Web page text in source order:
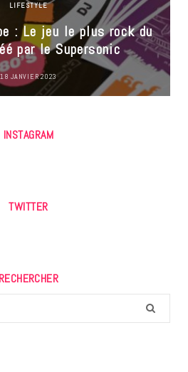
LIFESTYLE
: Le jeu le plus rock du
par le Supersonic
18 JANVIER 2023
INSTAGRAM
TWITTER
RECHERCHER